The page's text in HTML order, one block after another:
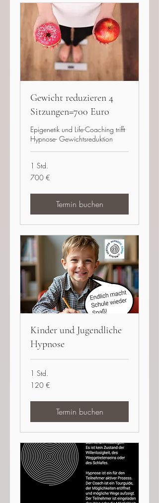
Gewicht reduzieren 4
Sitzungen=700 Euro
Epigenetik und Life-Coaching trifft
Hypnose- Gewichtsreduktion
1 Std.
700
Euro
700 €
Termin buchen
Kinder und Jugendliche
Hypnose
1 Std.
120
Euro
120 €
Termin buchen